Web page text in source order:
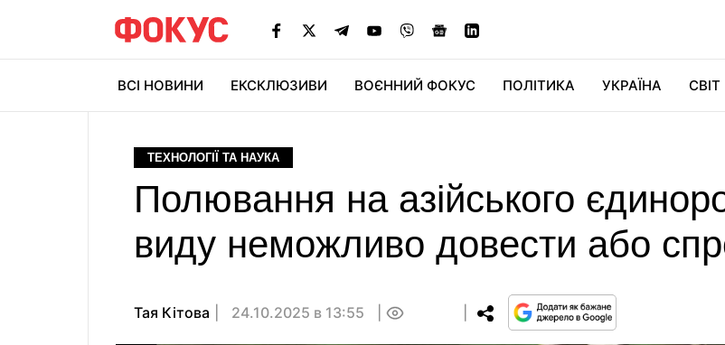
ВСІ НОВИНИ ЕКСКЛЮЗИВИ ВОЄННИЙ ФОКУС ПОЛІТИКА УКРАЇНА СВІТ
ТЕХНОЛОГІЇ ТА НАУКА
Полювання на азійського
виду неможливо довести або
Тая Кітова 24.10.2025 в 13:55